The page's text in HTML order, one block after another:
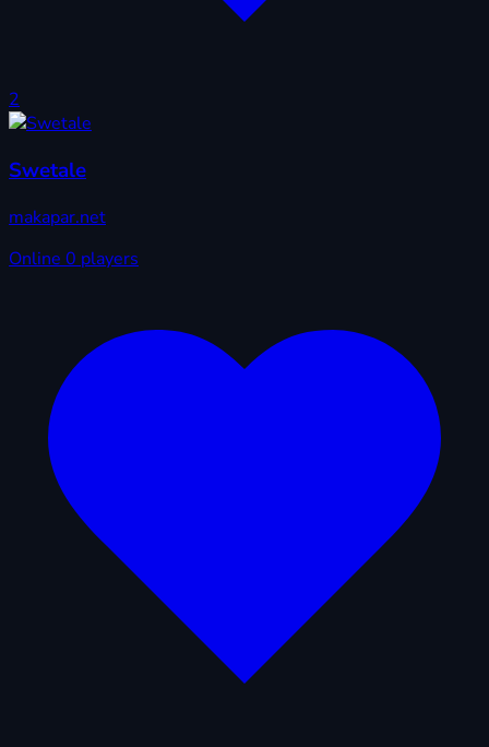
2
Swetale
makapar.net
Online 0 players